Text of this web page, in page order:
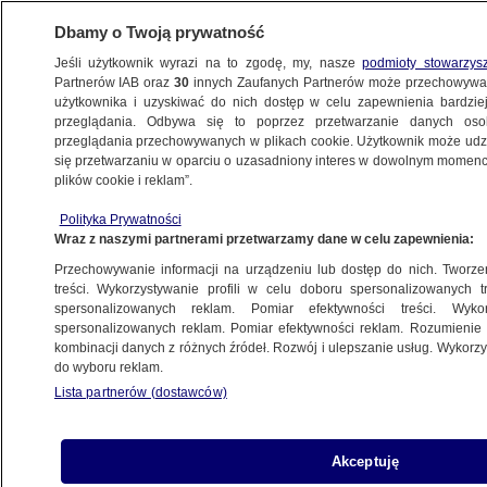
POLSKA
"mniejszą koalicję", jeśli nie będzie zgody
Niemiec w sprawie Leopardów
22.01.2023, 07:53
Udostępnij
Ukrainie czołgów Leopard 2. Sprawę tę
skomentował premier Mateusz Morawiecki. -
Dbamy o Twoją prywatność
Jeśli użytkownik wyrazi na to zgodę, my, naszepodmioty
Partnerów IAB oraz30 innych Zaufanych Partnerów może
użytkownika i uzyskiwać do nich dostęp w celu zapewnienia
przeglądania. Odbywa się to poprzez przetwarzanie danych
przeglądania przechowywanych w plikach cookie. Użytkownik może
się przetwarzaniu w oparciu o uzasadniony interes w dowolnym
plików cookie i reklam”.
Polityka Prywatności
Wraz z naszymi partnerami przetwarzamy dane w celu zapewnienia:
Przechowywanie informacji na urządzeniu lub dostęp do nich.
treści. Wykorzystywanie profili w celu doboru spersonalizowanych
spersonalizowanych reklam. Pomiar efektywności treści.
spersonalizowanych reklam. Pomiar efektywności reklam.
kombinacji danych z różnych źródeł. Rozwój i ulepszanie usług.
do wyboru reklam.
Lista partnerów (dostawców)
Akceptuję